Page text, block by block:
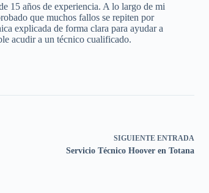
15 años de experiencia. A lo largo de mi
que muchos fallos se repiten por
explicada de forma clara para ayudar a
acudir a un técnico cualificado.
SIGUIENTE ENTRADA
Servicio Técnico Hoover en Totana